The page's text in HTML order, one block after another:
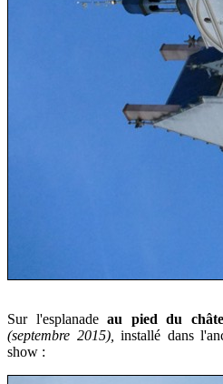
Sur l'esplanadeau pied du
(septembre 2015),
installé dans
show :